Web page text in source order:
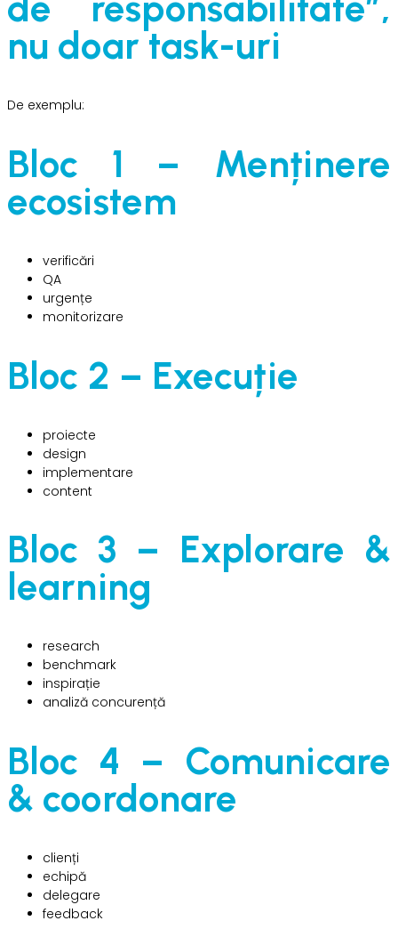
nu doar task-uri
De exemplu:
Bloc 1 – Menținere
ecosistem
verificări
QA
urgențe
monitorizare
Bloc 2 – Execuție
proiecte
design
implementare
content
Bloc 3 – Explorare &
learning
research
benchmark
inspirație
analiză concurență
Bloc 4 – Comunicare
& coordonare
clienți
echipă
delegare
feedback